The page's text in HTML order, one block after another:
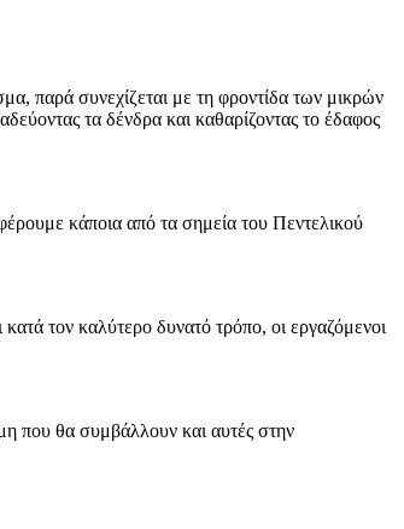
παρά συνεχίζεται με τη φροντίδα των μικρών
τα δένδρα και καθαρίζοντας το έδαφος
κάποια από τα σημεία του Πεντελικού
τον καλύτερο δυνατό τρόπο, οι εργαζόμενοι
που θα συμβάλλουν και αυτές στην